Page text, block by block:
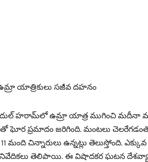
యాత్రికులు సజీవ దహనం
హరామ్‌లో ఉమ్రా యాత్ర ముగించి మదీనా
ఘోర ప్రమాదం జరిగింది. మంటలు
చిన్నారులు ఉన్నట్లు తెలుస్తోంది.
తెలిపాయి. ఈ విషాదకర ఘటన